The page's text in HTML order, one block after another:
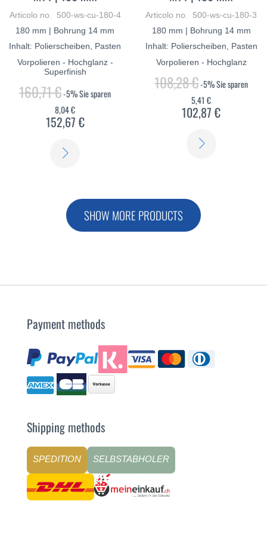
Articolo no. 500-ws-cu-180-4
180 mm | Bohrung 14 mm
Inhalt: Polierscheiben, Pasten
Vorpolieren - Hochglanz -
Superfinish
160,71 €-5%Sie sparen
8,04 €
152,67 €
Articolo no. 500-ws-cu-180-3
180 mm | Bohrung 14 mm
Inhalt: Polierscheiben, Pasten
Vorpolieren - Hochglanz
108,28 €-5%Sie sparen
5,41 €
102,87 €
SHOW MORE PRODUCTS
Payment methods
Shipping methods
SPEDITION SELBSTABHOLER